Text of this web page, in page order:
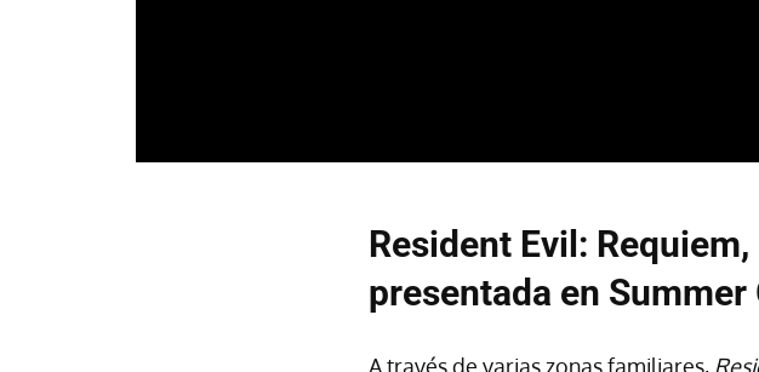
Resident Evil:
presentada en Summer
A través de varias zonas familiares,